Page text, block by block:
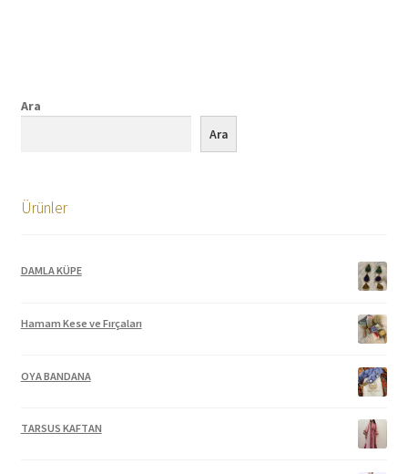
Ara
Ara
Ürünler
DAMLA KÜPE
Hamam Kese ve Fırçaları
OYA BANDANA
TARSUS KAFTAN